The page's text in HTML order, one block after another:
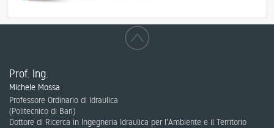
Prof. Ing.
Michele Mossa
Professore Ordinario di Idraulica
(Politecnico di Bari)
Dottore di Ricerca in Ingegneria Idraulica per l'Ambiente e il Territorio